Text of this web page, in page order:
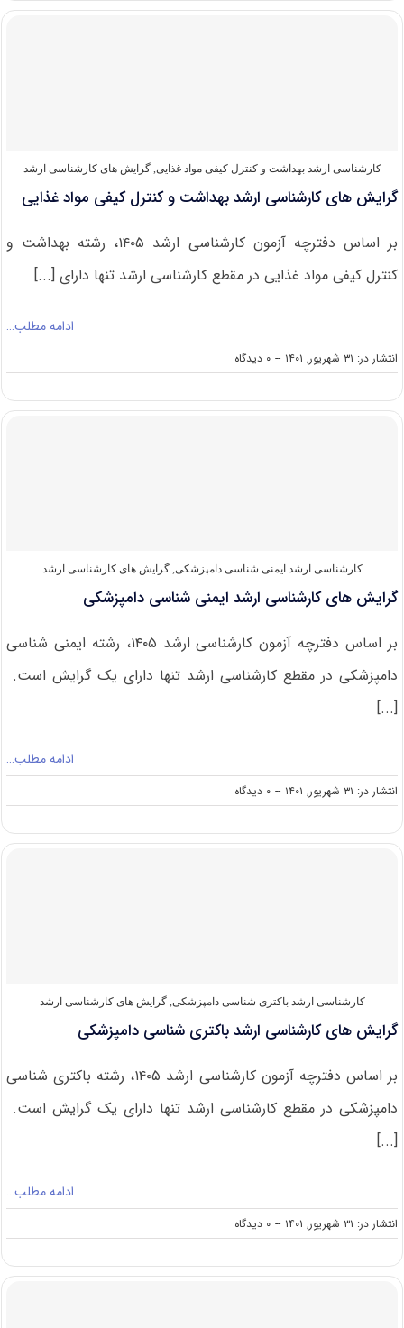
کارشناسی
کارشناسی ارشد بهداشت و کنترل کیفی مواد غذایی,گرایش های کارشناسی ارشد
گرایش های کارشناسی ارشد بهداشت و کنترل کیفی مواد غذایی
بر اساس دفترچه آزمون کارشناسی ارشد ۱۴۰۵، رشته بهداشت و
کنترل کیفی مواد غذایی در مقطع کارشناسی ارشد تنها دارای [...]
ادامه مطلب…
انتشار در: ۳۱ شهریور, ۱۴۰۱ -- ۰ دیدگاه
on
گرایش
کارشناسی
کارشناسی ارشد ایمنی‌ شناسی دامپزشکی,گرایش های کارشناسی ارشد
گرایش های کارشناسی ارشد ایمنی شناسی دامپزشکی
بر اساس دفترچه آزمون کارشناسی ارشد ۱۴۰۵، رشته ایمنی شناسی
دامپزشکی در مقطع کارشناسی ارشد تنها دارای یک گرایش است.
[...]
ادامه مطلب…
انتشار در: ۳۱ شهریور, ۱۴۰۱ -- ۰ دیدگاه
on
گرایش
کارشناسی
کارشناسی ارشد باکتری‌ شناسی دامپزشکی,گرایش های کارشناسی ارشد
گرایش های کارشناسی ارشد باکتری شناسی دامپزشکی
بر اساس دفترچه آزمون کارشناسی ارشد ۱۴۰۵، رشته باکتری شناسی
دامپزشکی در مقطع کارشناسی ارشد تنها دارای یک گرایش است.
[...]
ادامه مطلب…
انتشار در: ۳۱ شهریور, ۱۴۰۱ -- ۰ دیدگاه
on
گرایش
کارشناسی